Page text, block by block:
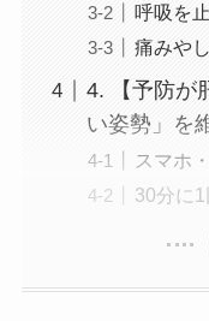
呼吸を
痛みや
4. 【予防が
い姿勢」を
スマホ
30分に